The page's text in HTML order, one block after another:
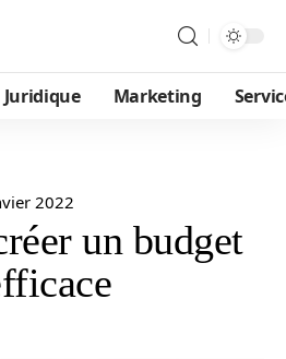
Juridique Marketing
2022
un budget